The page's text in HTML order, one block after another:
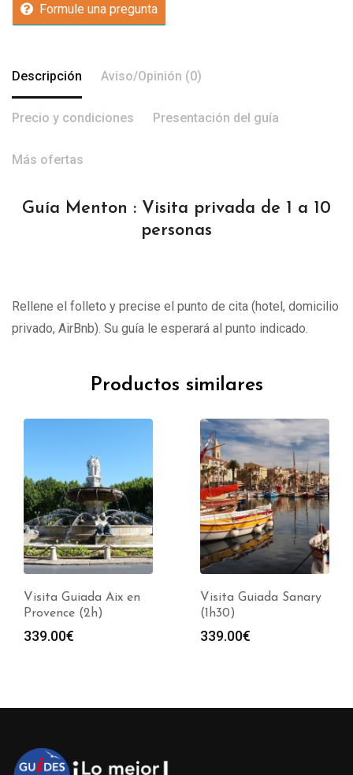
Formule una pregunta
Descripción Aviso/Opinión (0)
Precio y condiciones Presentación del guía
Más ofertas
Guía Menton : Visita privada de 1 a 10
personas
Rellene el folleto y precise el punto de cita (hotel, domicilio
privado, AirBnb). Su guía le esperará al punto indicado.
Productos similares
Visita Guiada Aix en
Provence (2h)
339.00€
Visita Guiada Sanary
(1h30)
339.00€